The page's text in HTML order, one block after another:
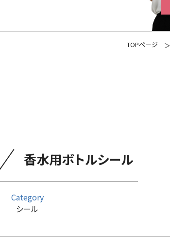
TOPページ
／ 香水用ボトルシール
Category
シール